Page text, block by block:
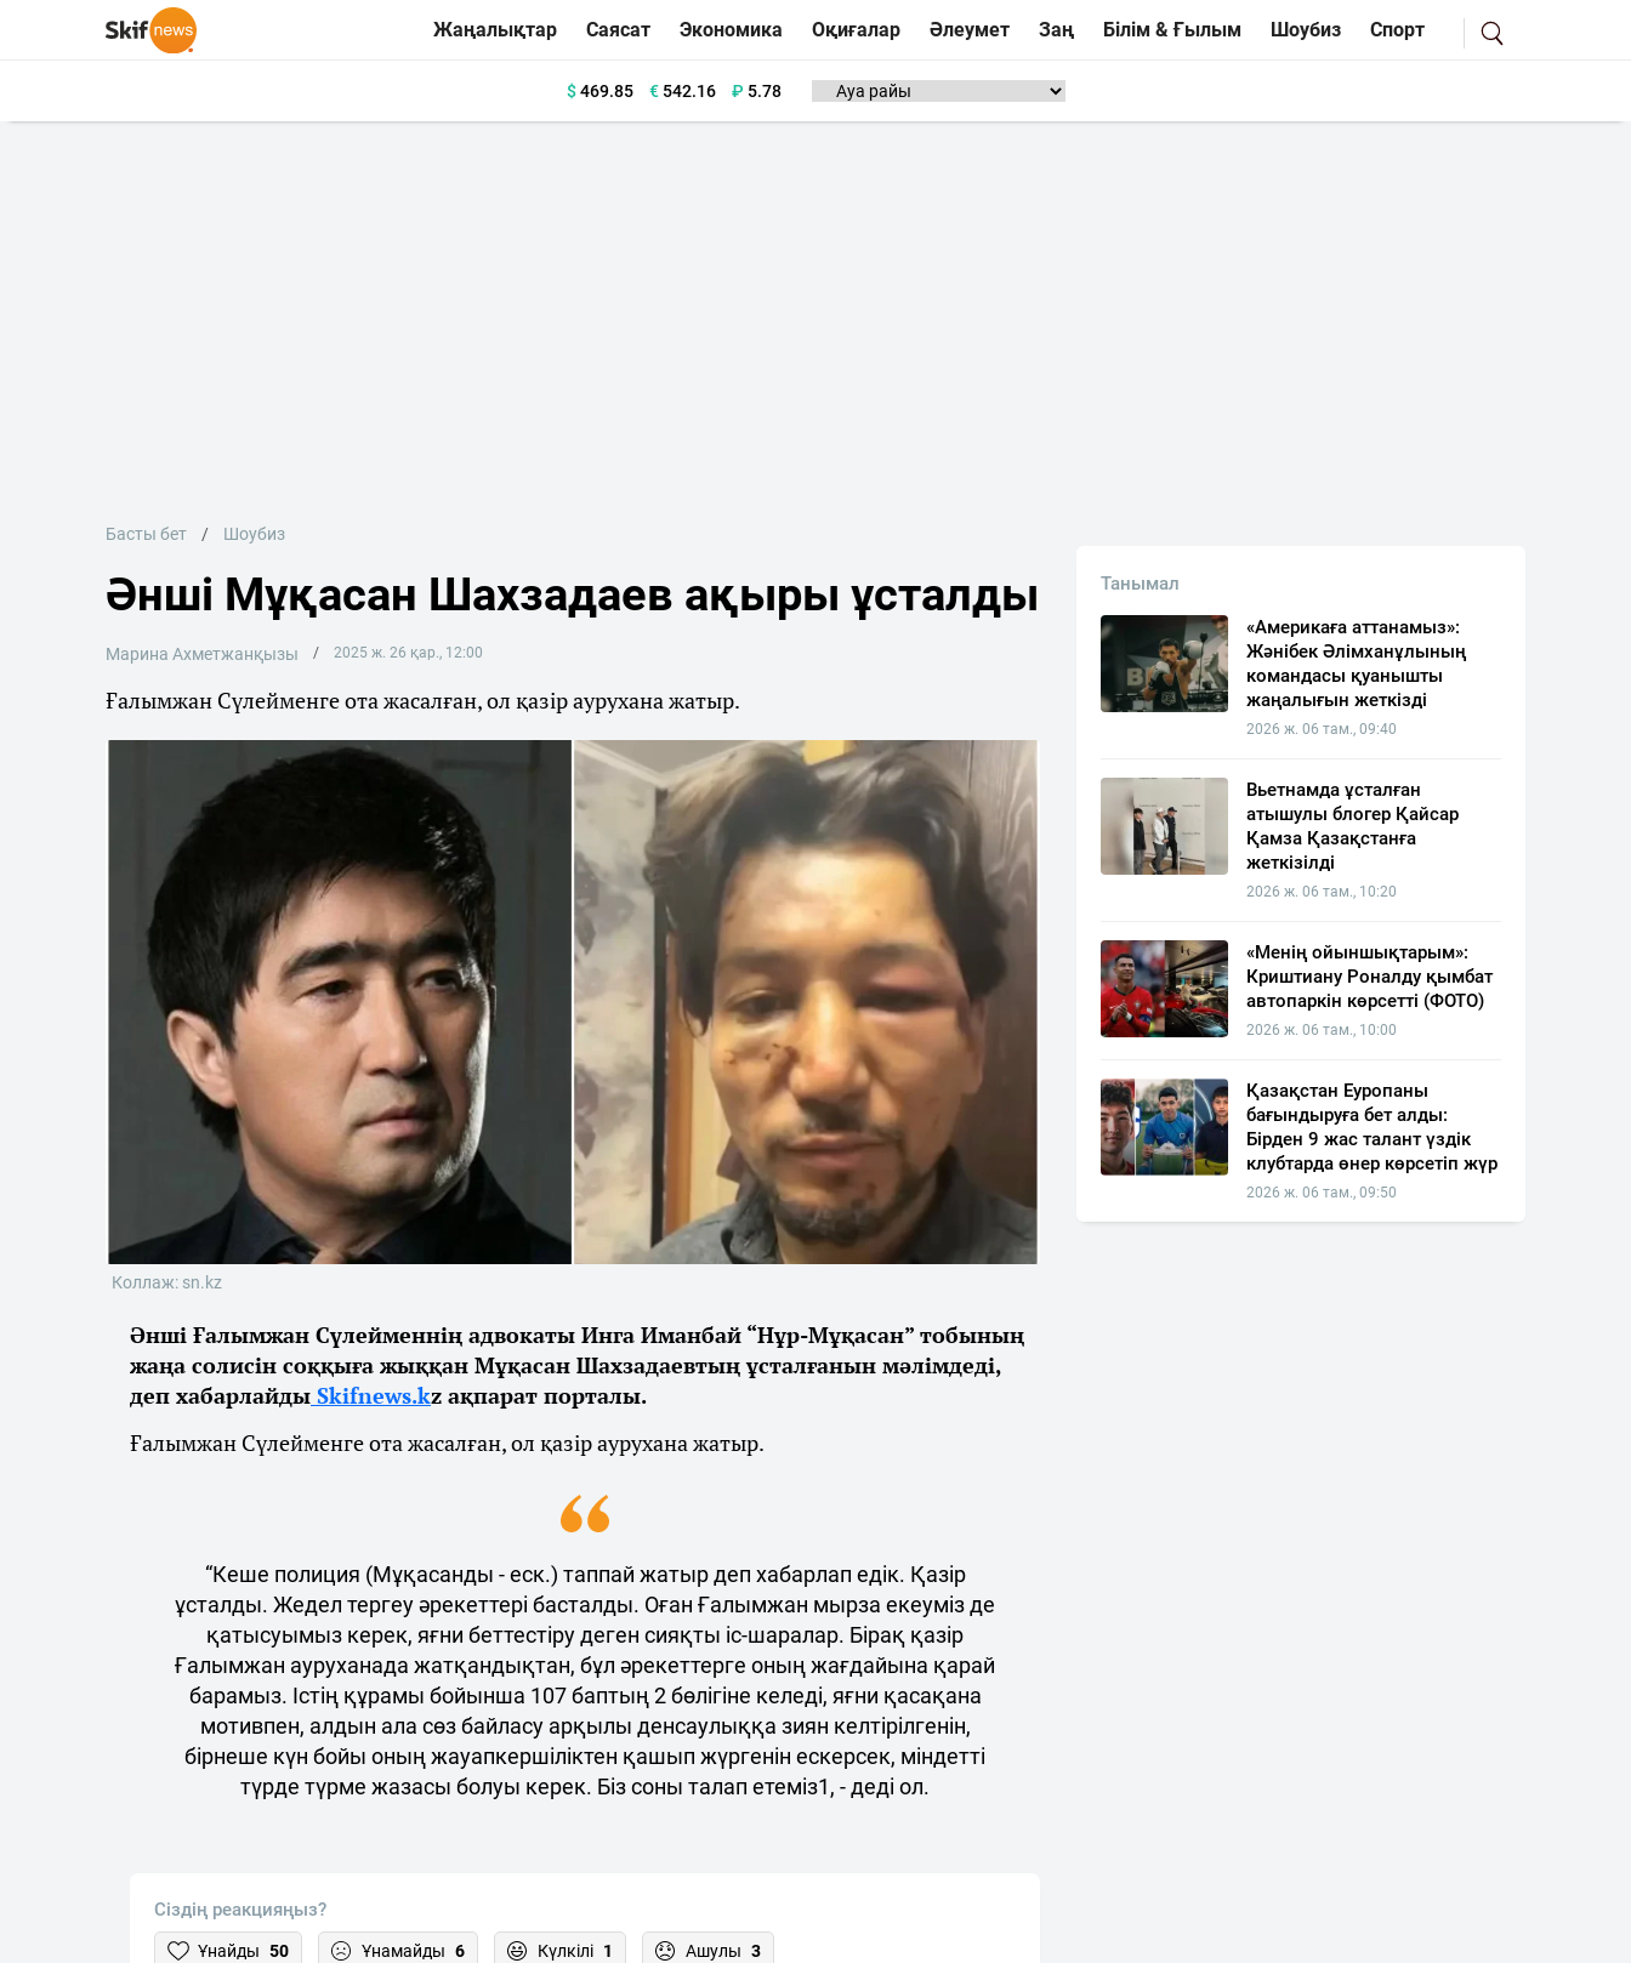
Жаңалықтар Саясат Экономика Оқиғалар Әлеумет Заң Білім & Ғылым Шоубиз Спорт
$469.85 €542.16 ₽ 5.78
Басты бет Шоубиз
Әнші Мұқасан Шахзадаев ақыры ұсталды
Марина Ахметжанқызы 2025 ж. 26 қар., 12:00
Ғалымжан Сүлейменге ота жасалған, ол қазір аурухана жатыр.
Коллаж: sn.kz
Әнші Ғалымжан Сүлейменнің адвокаты Инга Иманбай “Нұр-Мұқасан” тобының
жаңа солисін соққыға жыққан Мұқасан Шахзадаевтың ұсталғанын мәлімдеді,
деп хабарлайды Skifnews.kz ақпарат порталы.
Ғалымжан Сүлейменге ота жасалған, ол қазір аурухана жатыр.
“Кеше полиция (Мұқасанды - еск.) таппай жатыр деп хабарлап едік. Қазір
ұсталды. Жедел тергеу әрекеттері басталды. Оған Ғалымжан мырза екеуміз де
қатысуымыз керек, яғни беттестіру деген сияқты іс-шаралар. Бірақ қазір
Ғалымжан ауруханада жатқандықтан, бұл әрекеттерге оның жағдайына қарай
барамыз. Істің құрамы бойынша 107 баптың 2 бөлігіне келеді, яғни қасақана
мотивпен, алдын ала сөз байласу арқылы денсаулыққа зиян келтірілгенін,
бірнеше күн бойы оның жауапкершіліктен қашып жүргенін ескерсек, міндетті
түрде түрме жазасы болуы керек. Біз соны талап етеміз1, - деді ол.
Сіздің реакцияңыз?
Ұнайды 50 Ұнамайды 6 Күлкілі 1 Ашулы 3
Танымал
«Америкаға аттанамыз»:
Жәнібек Әлімханұлының
командасы қуанышты
жаңалығын жеткізді
2026 ж. 06 там., 09:40
Вьетнамда ұсталған
атышулы блогер Қайсар
Қамза Қазақстанға
жеткізілді
2026 ж. 06 там., 10:20
«Менің ойыншықтарым»:
Криштиану Роналду қымбат
автопаркін көрсетті (ФОТО)
2026 ж. 06 там., 10:00
Қазақстан Еуропаны
бағындыруға бет алды:
Бірден 9 жас талант үздік
клубтарда өнер көрсетіп жүр
2026 ж. 06 там., 09:50